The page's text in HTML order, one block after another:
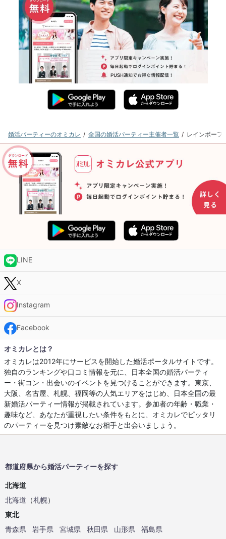
婚活パーティーのオミカレ 全国の婚活パーティー主催者一覧 レインボーフ
LINE
X
Instagram
Facebook
オミカレとは？
オミカレは2012年にサービスを開始した婚活ポータルサイトです。
独自のランキングや口コミ情報を元に、日本全国の婚活パーティ
ー・街コン・出会いのイベントを見つけることができます。東京、
大阪、名古屋、札幌、福岡等の人気エリアをはじめ、日本全国の最
新婚活パーティー情報が掲載されています。参加者の年齢・職業・
趣味など、あなたが重視したい条件をもとに、オミカレでピッタリ
のパーティーを見つけ素敵なお相手と出会いましょう。
都道府県から婚活パーティーを探す
北海道
北海道 （札幌）
東北
青森県
岩手県 宮城県 秋田県 山形県
福島県